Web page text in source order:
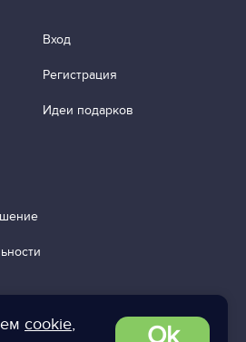
cookie,
Вход
Регистрация
Идеи подарков